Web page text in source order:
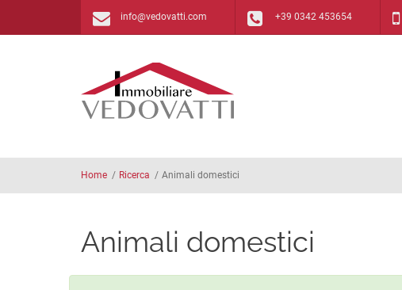
Salta al contenuto principaleinfo@vedovatti.com +39 0342 453654
Home / Ricerca / Animali domestici
Animali domestici